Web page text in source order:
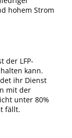
hohem Strom
der LFP-
kann.
ihr Dienst
mit der
unter 80%
fällt.